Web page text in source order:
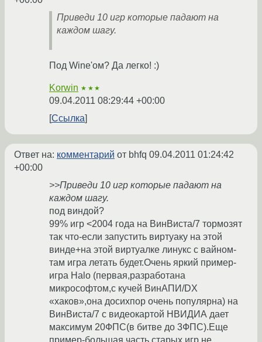
Приведи 10 игр которые падают на
каждом шагу.
Под Wine'ом? Да легко! :)
Korwin ★★★
09.04.2011 08:29:44 +00:00
Ссылка
Ответ на: комментарий от bhfq 09.04.2011 01:24:42
+00:00
>>Приведи 10 игр которые падают на
каждом шагу.
под виндой?
99% игр <2004 года на ВинВиста/7 тормозят
так что-если запустить виртуаку на этой
винде+на этой виртуалке линукс с вайном-
там игра летать будет.Очень яркий пример-
игра Halo (первая,разработана
микрософтом,с кучей ВинАПИ/DX
«хаков»,она досихпор очень популярна) на
ВинВиста/7 с видеокартой НВИДИА дает
максимум 20ФПС(в битве до 3ФПС).Еще